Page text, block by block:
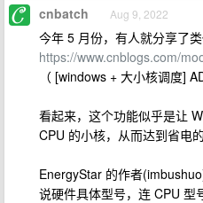
cnbatch Aug 9, 2022
今年 5 月份，有人就分享了类
https://www.cnblogs.com/
（ [windows + 大小核调度]
看起来，这个功能似乎是让
CPU 的小核，从而达到省电的
EnergyStar 的作者
说硬件具体型号，连 CPU 型